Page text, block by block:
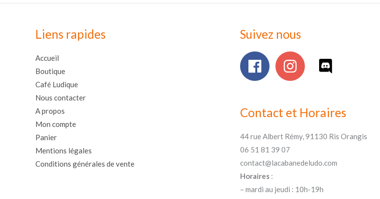
Liens rapides
Accueil
Boutique
Café Ludique
Nous contacter
A propos
Mon compte
Panier
Mentions légales
Conditions générales de vente
Suivez nous
Contact et Horaires
44 rue Albert Rémy, 91130 Ris Orangis
06 51 81 39 07
contact@lacabanedeludo.com
Horaires:
– mardi au jeudi : 10h-19h